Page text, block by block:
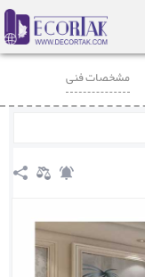
مشخصات فنی